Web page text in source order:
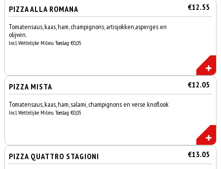
PIZZA ALLA ROMANA €12.55
Tomatensaus, kaas, ham, champignons, artisjokken,asperges en
olijven.
Incl. Wettelijke Milieu Toeslag €0,05
PIZZA MISTA €12.05
Tomatensaus, kaas, ham, salami, champignons en verse knoflook
Incl. Wettelijke Milieu Toeslag €0,05
PIZZA QUATTRO STAGIONI €13.05